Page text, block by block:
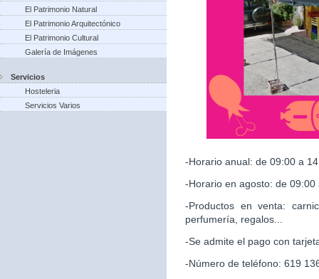
El Patrimonio Natural
El Patrimonio Arquitectónico
El Patrimonio Cultural
Galería de Imágenes
Servicios
Hosteleria
Servicios Varios
-Horario anual: de 09:00 a
-Horario en agosto: de
-Productos en venta:
perfumería, regalos...
-Se admite el pago con
-Número de teléfono: 619